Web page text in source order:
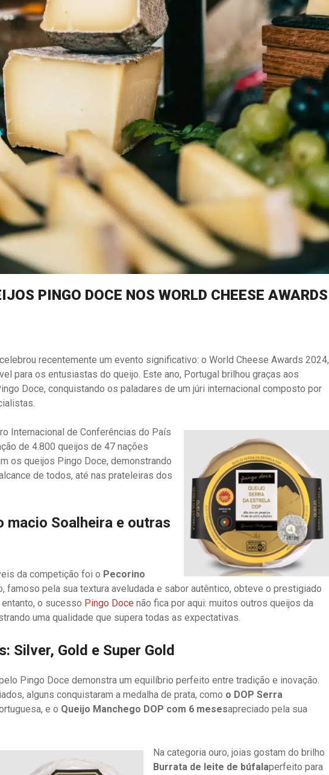
PINGO DOCE NOS WORLD CHEESE AWARDS
recentemente um evento significativo: o World Cheese Awards 2024,
para os entusiastas do queijo. Este ano, Portugal brilhou graças aos
Doce, conquistando os paladares de um júri internacional composto por
Internacional de Conferências do País
de 4.800 queijos de 47 nações
os queijos Pingo Doce, demonstrando
de todos, até nas prateleiras dos
macio Soalheira e outras
da competição foi o Pecorino
famoso pela sua textura aveludada e sabor autêntico, obteve o prestigiado
entanto, o sucesso Pingo Doce não fica por aqui: muitos outros queijos da
uma qualidade que supera todas as expectativas.
Silver, Gold e Super Gold
Pingo Doce demonstra um equilíbrio perfeito entre tradição e inovação.
alguns conquistaram a medalha de prata, como o DOP Serra
e o Queijo Manchego DOP com 6 mesesapreciado pela sua
Na categoria ouro, joias gostam do brilho
Burrata de leite de búfalaperfeito para